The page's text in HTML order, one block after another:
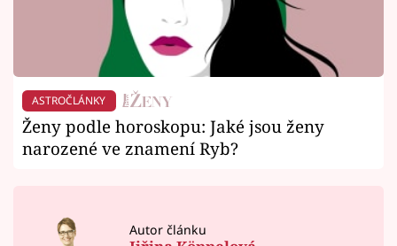
ASTROČLÁNKY
Ženy podle horoskopu: Jaké jsou ženy
narozené ve znamení Ryb?
Autor článku